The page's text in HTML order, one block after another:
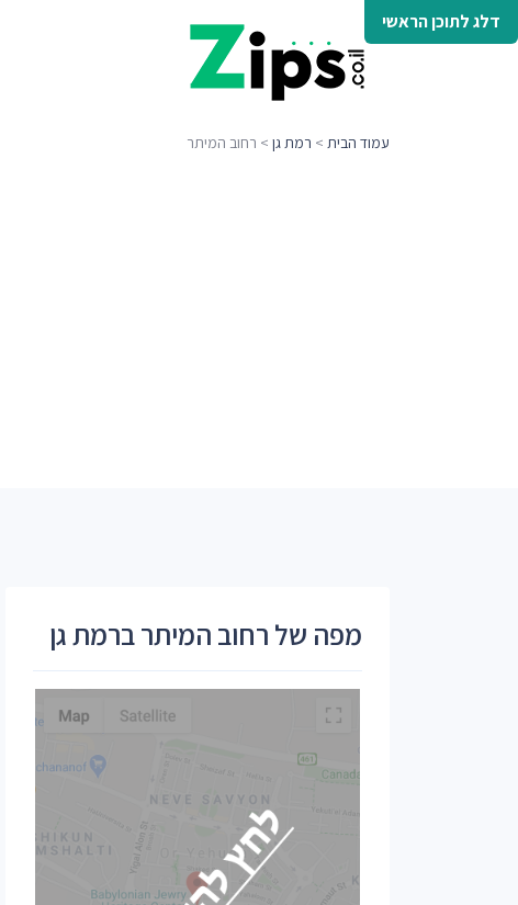
דלג לתוכן הראשי
עמוד הבית > רמת גן > רחוב המיתר
מפה של רחוב המיתר ברמת גן